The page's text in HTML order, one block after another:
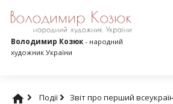
Володимир Козюк- народний
художник України
Події
Звіт про перший